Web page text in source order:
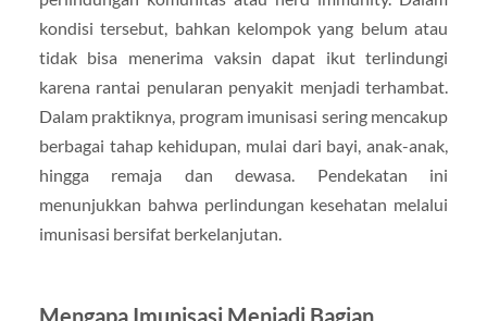
kondisi tersebut, bahkan kelompok yang belum atau
tidak bisa menerima vaksin dapat ikut terlindungi
karena rantai penularan penyakit menjadi terhambat.
Dalam praktiknya, program imunisasi sering mencakup
berbagai tahap kehidupan, mulai dari bayi, anak-anak,
hingga remaja dan dewasa. Pendekatan ini
menunjukkan bahwa perlindungan kesehatan melalui
imunisasi bersifat berkelanjutan.
Mengapa Imunisasi Menjadi Bagian